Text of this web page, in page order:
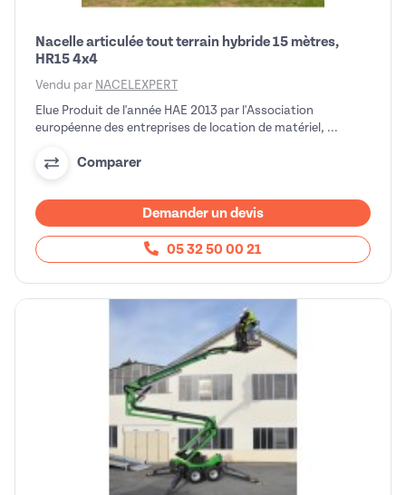
Nacelle articulée tout terrain hybride 15 mètres,
HR15 4x4
Vendu par NACELEXPERT
Elue Produit de l'année HAE 2013 par l'Association
européenne des entreprises de location de matériel, ...
Comparer
Demander un devis
05 32 50 00 21